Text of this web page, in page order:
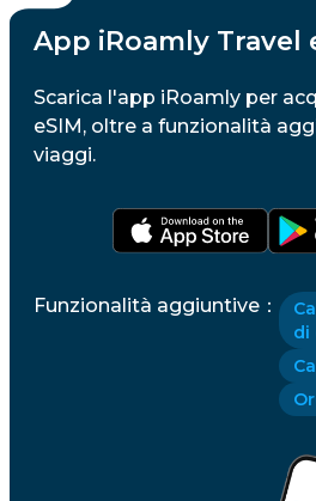
App iRoamly Travel
Scarica l'app iRoamly per
eSIM, oltre a funzionalità
viaggi.
Funzionalità aggiuntive ：
di